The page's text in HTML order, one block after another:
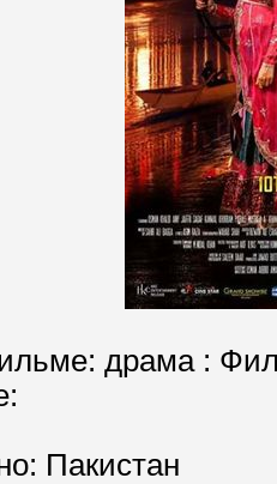
драма :
Пакистан